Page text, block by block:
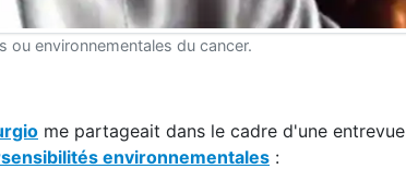
ou environnementales du cancer.
me partageait dans le cadre d'une entrevue
environnementales :